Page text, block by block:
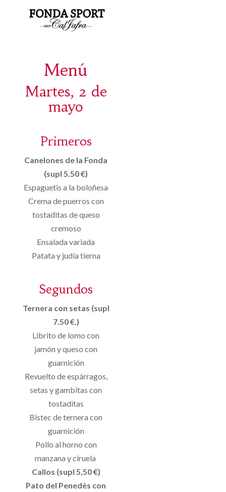
Menú
Martes, 2 de
mayo
Primeros
Canelones de la Fonda
(supl 5.50 €)
Espaguetis a la boloñesa
Crema de puerros con
tostaditas de queso
cremoso
Ensalada variada
Patata y judía tierna
Segundos
Ternera con setas (supl
7.50 €.)
Librito de lomo con
jamón y queso con
guarnición
Revuelto de espárragos,
setas y gambitas con
tostaditas
Bistec de ternera con
guarnición
Pollo al horno con
manzana y ciruela
Callos (supl 5,50 €)
Pato del Penedès con